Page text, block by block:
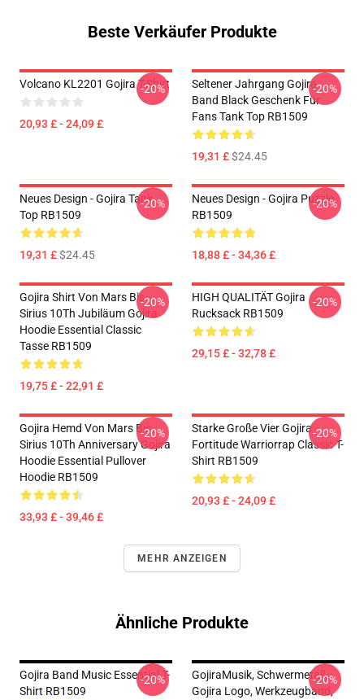
Beste Verkäufer Produkte
Volcano KL2201 Gojira T-Shirt
20,93 £ - 24,09 £
-20%
Seltener Jahrgang Gojira
Band Black Geschenk Für
Fans Tank Top RB1509
19,31 £$24.45
-20%
Neues Design - Gojira Tank
Top RB1509
19,31 £$24.45
-20%
Neues Design - Gojira Puzzle
RB1509
18,88 £ - 34,36 £
-20%
Gojira Shirt Von Mars Bis
Sirius 10Th Jubiläum Gojira
Hoodie Essential Classic
Tasse RB1509
19,75 £ - 22,91 £
-20%
HIGH QUALITÄT Gojira
Rucksack RB1509
29,15 £ - 32,78 £
-20%
Gojira Hemd Von Mars Bis
Sirius 10Th Anniversary Gojira
Hoodie Essential Pullover
Hoodie RB1509
33,93 £ - 39,46 £
-20%
Starke Große Vier Gojira
Fortitude Warriorrap Classic T-
Shirt RB1509
20,93 £ - 24,09 £
-20%
MEHR ANZEIGEN
Ähnliche Produkte
Gojira Band Music Essential T-
Shirt RB1509
-20%
GojiraMusik, Schwermetall,
Gojira Logo, Werkzeugband,
-20%